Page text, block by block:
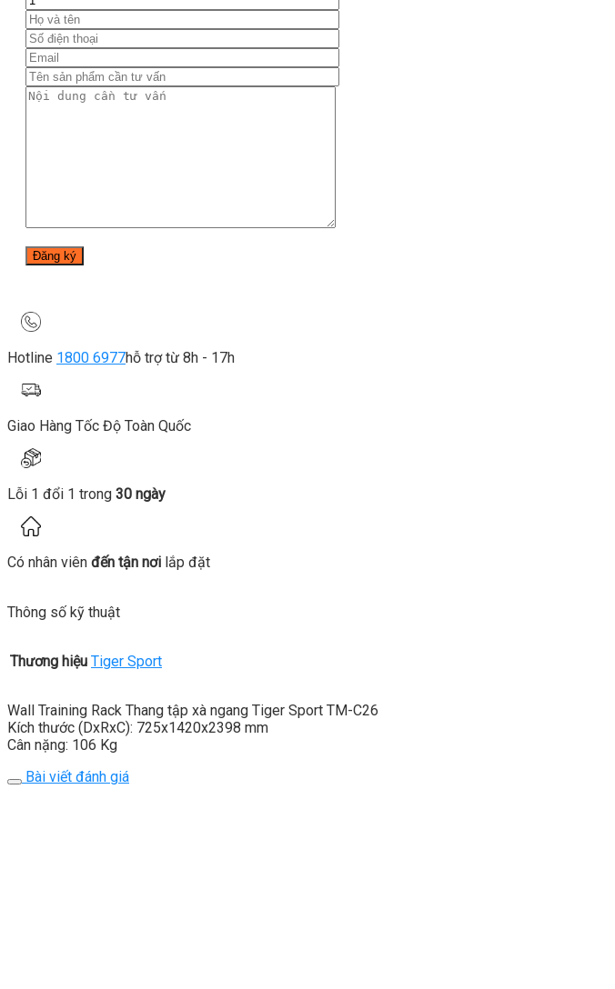
0
Giỏ hàng
Hotline 1800 6977hỗ trợ từ 8h - 17h
Giao Hàng Tốc Độ Toàn Quốc
Lỗi 1 đổi 1 trong 30 ngày
Có nhân viên đến tận nơi lắp đặt
Thông số kỹ thuật
Thương hiệu Tiger Sport
Wall Training Rack Thang tập xà ngang Tiger Sport TM-C26
Kích thước (DxRxC): 725x1420x2398 mm
Cân nặng: 106 Kg
Bài viết đánh giá